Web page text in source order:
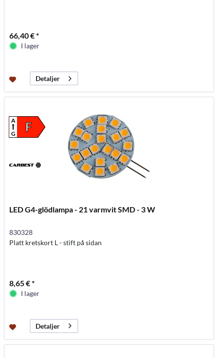
66,40 € *
I lager
Detaljer
F
A
G
LED G4-glödlampa - 21 varmvit SMD - 3 W
830328
Platt kretskort L - stift på sidan
8,65 € *
I lager
Detaljer